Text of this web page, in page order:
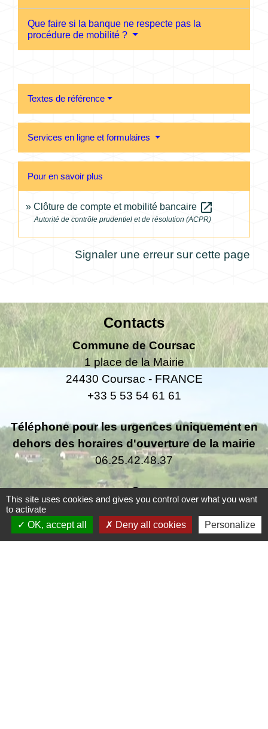
Que faire si la banque ne respecte pas la
procédure de mobilité ?
Textes de référence
Services en ligne et formulaires
Pour en savoir plus
Clôture de compte et mobilité bancaire open_in_new
Autorité de contrôle prudentiel et de résolution (ACPR)
Signaler une erreur sur cette page
Contacts
Commune de Coursac
1 place de la Mairie
24430 Coursac - FRANCE
+33 5 53 54 61 61
Téléphone pour les urgences uniquement en
dehors des horaires d'ouverture de la mairie
06.25.42.48.37
Liens
This site uses cookies and gives you control over what you want
to activate
OK, accept all
Deny all cookies Personalize